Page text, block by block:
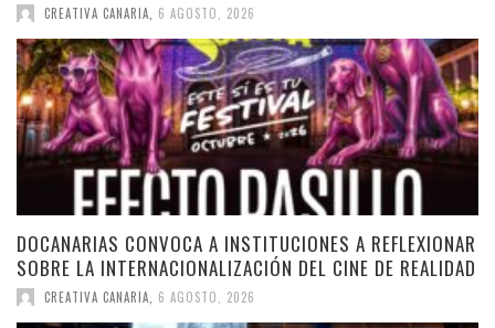
CREATIVA CANARIA 6 AGOSTO, 2026
DOCANARIAS CONVOCA A INSTITUCIONES A REFLEXIONAR
SOBRE LA INTERNACIONALIZACIÓN DEL CINE DE REALIDAD
CREATIVA CANARIA 6 AGOSTO, 2026